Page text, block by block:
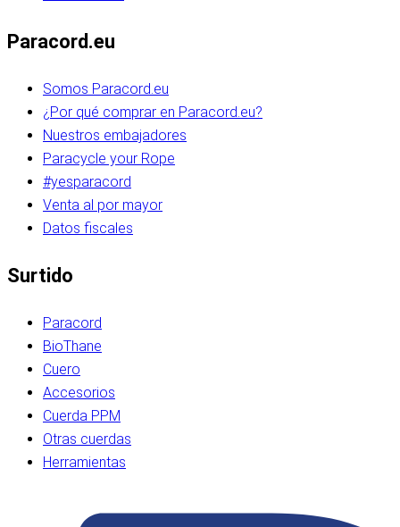
Paracord.eu
Somos Paracord.eu
¿Por qué comprar en Paracord.eu?
Nuestros embajadores
Paracycle your Rope
#yesparacord
Venta al por mayor
Datos fiscales
Surtido
Paracord
BioThane
Cuero
Accesorios
Cuerda PPM
Otras cuerdas
Herramientas